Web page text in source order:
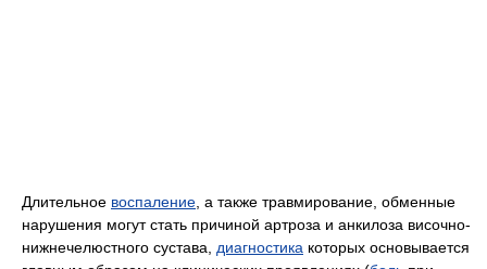
Длительное воспаление, а также травмирование, обменные
нарушения могут стать причиной артроза и анкилоза височно-
нижнечелюстного сустава, диагностика которых основывается